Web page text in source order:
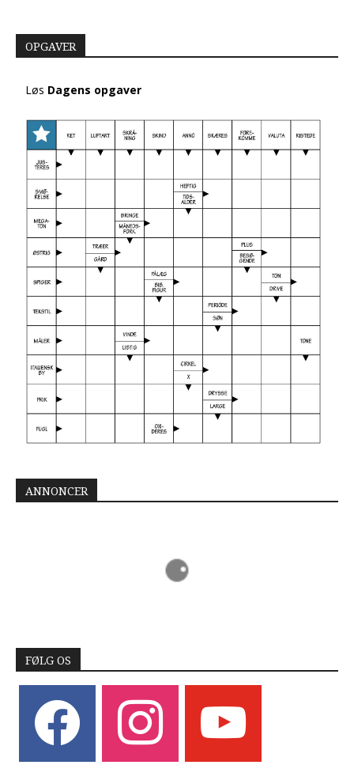
OPGAVER
Løs Dagens opgaver
ANNONCER
FØLG OS